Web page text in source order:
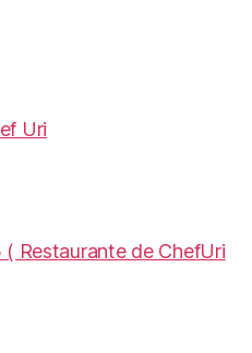
Uri
Restaurante de ChefUri